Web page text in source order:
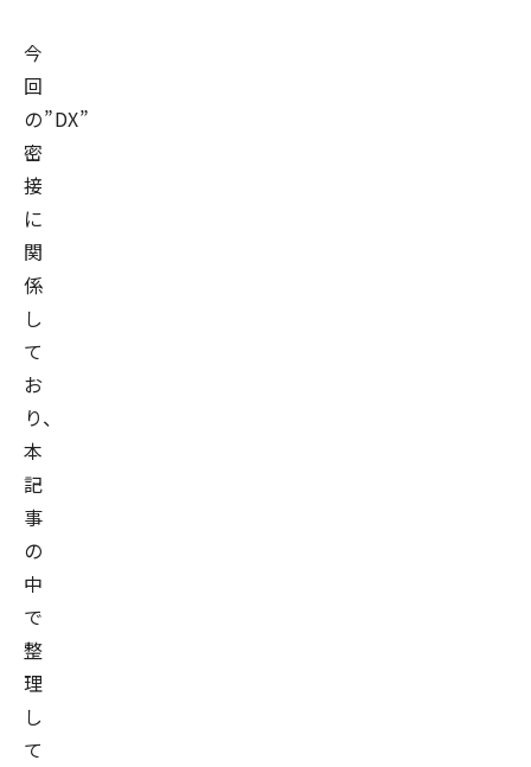
今
回
の”DX”と”SaaS”は
密
接
に
関
係
し
て
お
り、
本
記
事
の
中
で
整
理
し
て